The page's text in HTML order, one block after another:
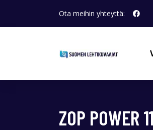
Ota meihin yhteyttä:
ZOP POWER